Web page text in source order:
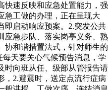
快速反映和应急处置能力，强
急工做的办理，正在呈现大
即启动响应预案。2.突发公共
应急步队、落实岗亭义务、熟
协和谐措置法式，针对师生的
天要关心气候预告消息，学
时向班从任、级部从管报告请
，2.避震时，送定点流行症病